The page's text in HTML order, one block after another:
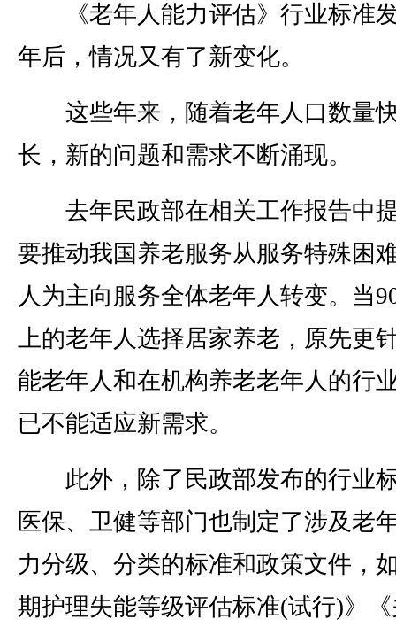
《老年人能力评估》行业标准
年后，情况又有了新变化。
这些年来，随着老年人口数量
长，新的问题和需求不断涌现。
去年民政部在相关工作报告中
要推动我国养老服务从服务特殊困
人为主向服务全体老年人转变。当
上的老年人选择居家养老，原先更
能老年人和在机构养老老年人的行
已不能适应新需求。
此外，除了民政部发布的行业
医保、卫健等部门也制定了涉及老
力分级、分类的标准和政策文件，
期护理失能等级评估标准(试行)》